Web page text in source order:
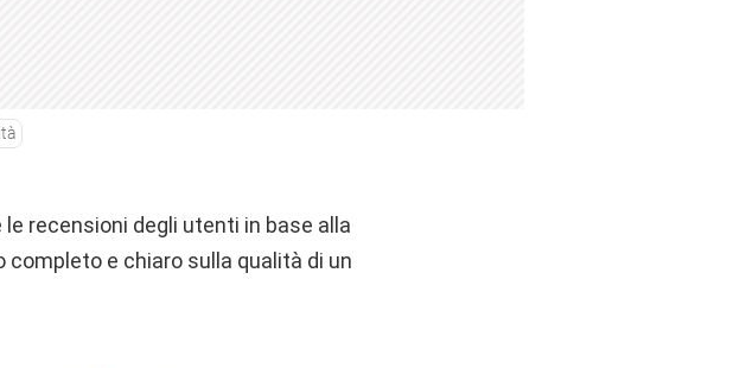
recensioni degli utenti in base alla
completo e chiaro sulla qualità di un